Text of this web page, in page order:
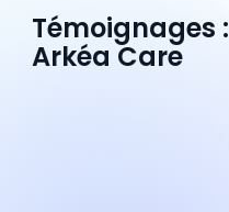
Témoignages
Arkéa Care